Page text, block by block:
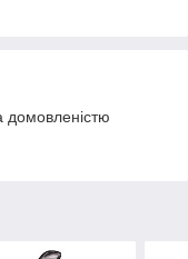
домовленістю